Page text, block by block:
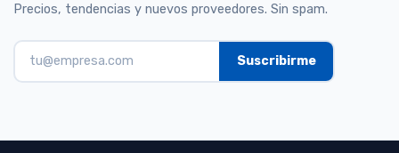
Precios, tendencias y nuevos proveedores. Sin spam.